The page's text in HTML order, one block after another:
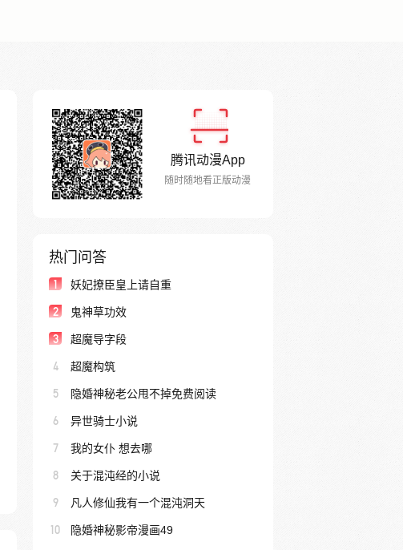
腾讯动漫App
随时随地看正版动漫
热门问答
1 妖妃撩臣皇上请自重
2 鬼神草功效
3 超魔导字段
4 超魔构筑
5 隐婚神秘老公甩不掉免费阅读
6 异世骑士小说
7 我的女仆 想去哪
8 关于混沌经的小说
9 凡人修仙我有一个混沌洞天
10 隐婚神秘影帝漫画49